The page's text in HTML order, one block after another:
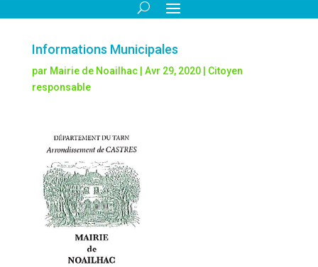
Informations Municipales
par Mairie de Noailhac| Avr 29, 2020| Citoyen
responsable